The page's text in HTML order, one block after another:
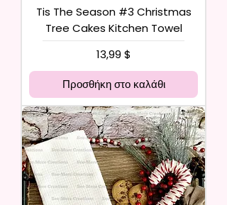
Tis The Season #3 Christmas
Tree Cakes Kitchen Towel
Τιμή
13,99 $
Προσθήκη στο καλάθι